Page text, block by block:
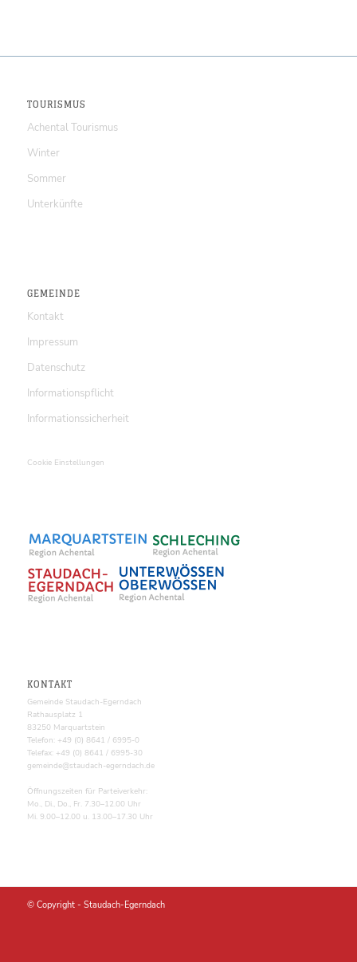
TOURISMUS
Achental Tourismus
Winter
Sommer
Unterkünfte
GEMEINDE
Kontakt
Impressum
Datenschutz
Informationspflicht
Informationssicherheit
Cookie Einstellungen
KONTAKT
Gemeinde Staudach-Egerndach
Rathausplatz 1
83250 Marquartstein
Telefon: +49 (0) 8641 / 6995-0
Telefax: +49 (0) 8641 / 6995-30
gemeinde@staudach-egerndach.de
Öffnungszeiten für Parteiverkehr:
Mo., Di., Do., Fr. 7.30–12.00 Uhr
Mi. 9.00–12.00 u. 13.00–17.30 Uhr
© Copyright - Staudach-Egerndach